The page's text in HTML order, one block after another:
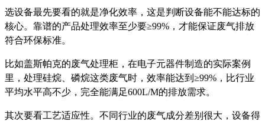
选设备最先要看的就是净化效率，这是判断设备能不能达标的
核心。靠谱的产品处理效率至少要≥99%，才能保证废气排放
符合环保标准。
比如盖斯帕克的废气处理柜，在电子元器件制造的实际案例
里，处理硅烷、磷烷这类废气时，效率能达到≥99%，比行业
平均水平高不少，完全能满足600L/M的排放需求。
其次要看工艺适应性。不同行业的废气成分差别很大，设备得